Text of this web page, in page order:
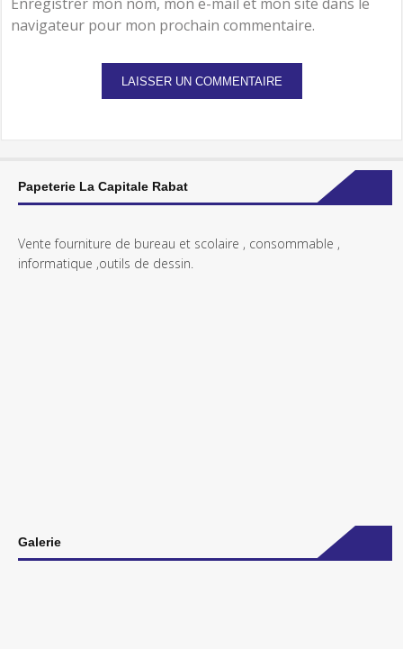
navigateur pour mon prochain commentaire.
Papeterie La Capitale Rabat
Vente fourniture de bureau et scolaire , consommable ,
informatique ,outils de dessin.
Galerie